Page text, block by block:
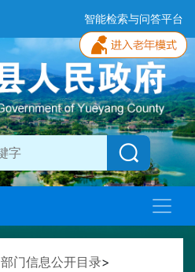
智能检索与问答平台
部门信息公开目录>